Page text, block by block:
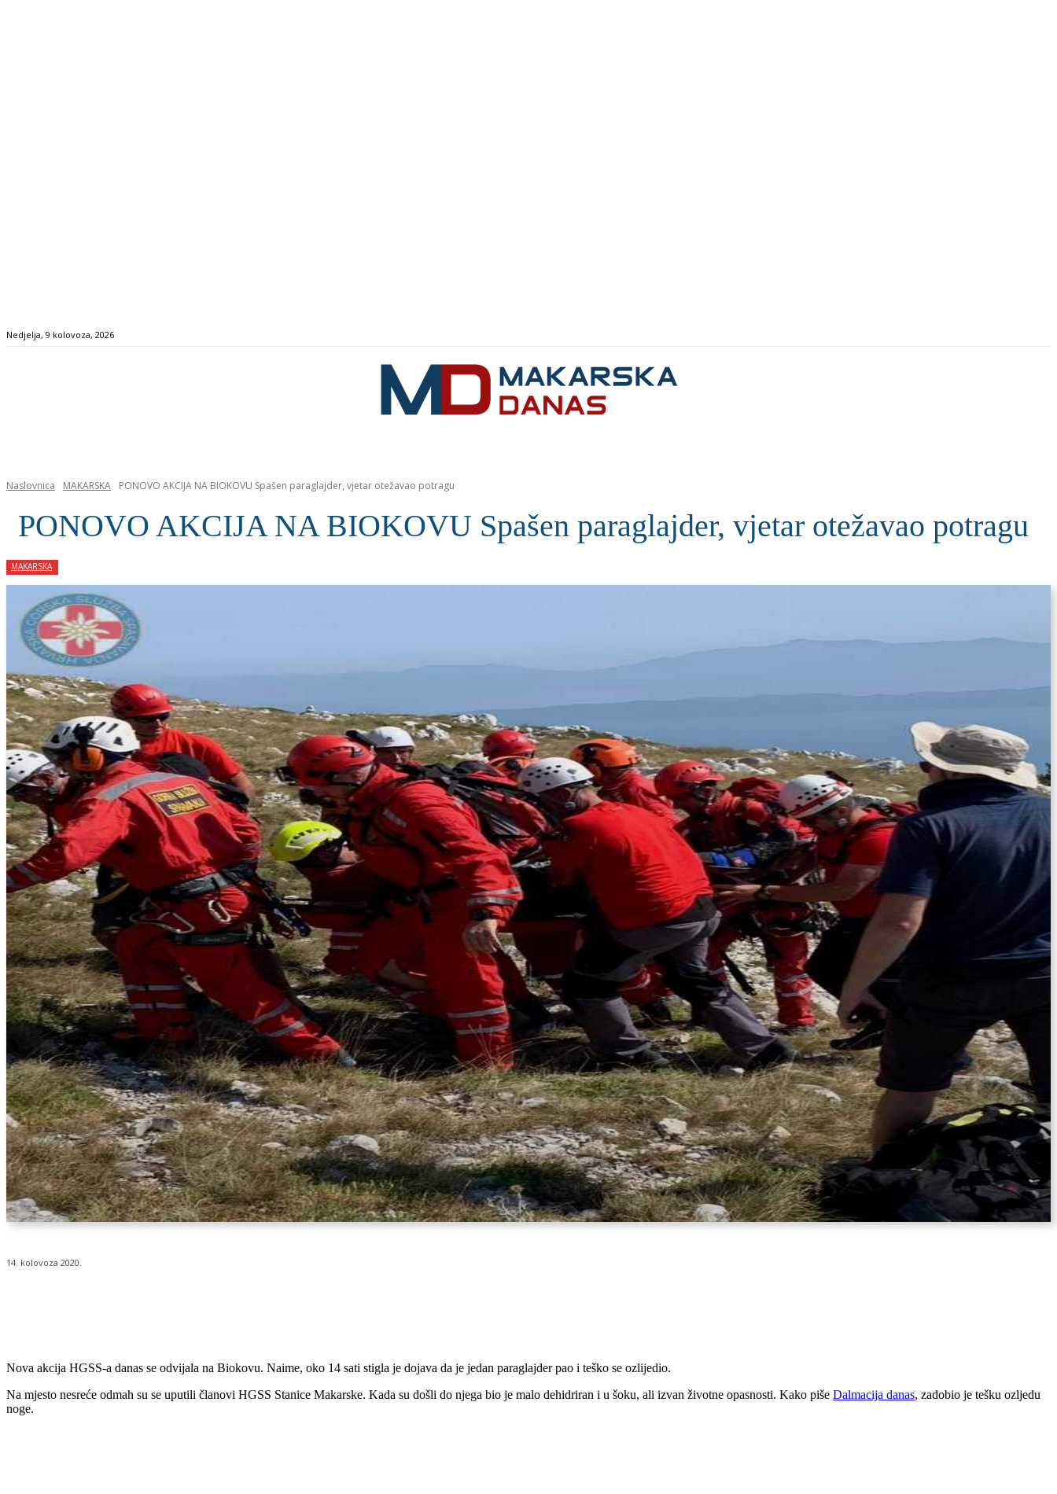
Nedjelja, 9 kolovoza, 2026
Naslovnica MAKARSKA PONOVO AKCIJA NA BIOKOVU Spašen paraglajder, vjetar otežavao potragu
PONOVO AKCIJA NA BIOKOVU Spašen paraglajder, vjetar otežavao potragu
MAKARSKA
14. kolovoza 2020.
Nova akcija HGSS-a danas se odvijala na Biokovu. Naime, oko 14 sati stigla je dojava da je jedan paraglajder pao i teško se ozlijedio.
Na mjesto nesreće odmah su se uputili članovi HGSS Stanice Makarske. Kada su došli do njega bio je malo dehidriran i u šoku, ali izvan životne opasnosti. Kako piše Dalmacija danas, zadobio je tešku ozljedu
noge.